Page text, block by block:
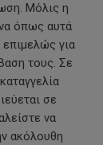
Μόλις η
όπως αυτά
για
τους. Σε
σε
να
ακόλουθη